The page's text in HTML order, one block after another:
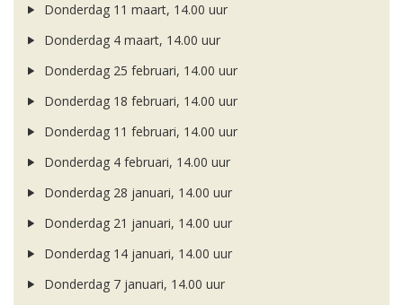
Donderdag 11 maart, 14.00 uur
Donderdag 4 maart, 14.00 uur
Donderdag 25 februari, 14.00 uur
Donderdag 18 februari, 14.00 uur
Donderdag 11 februari, 14.00 uur
Donderdag 4 februari, 14.00 uur
Donderdag 28 januari, 14.00 uur
Donderdag 21 januari, 14.00 uur
Donderdag 14 januari, 14.00 uur
Donderdag 7 januari, 14.00 uur